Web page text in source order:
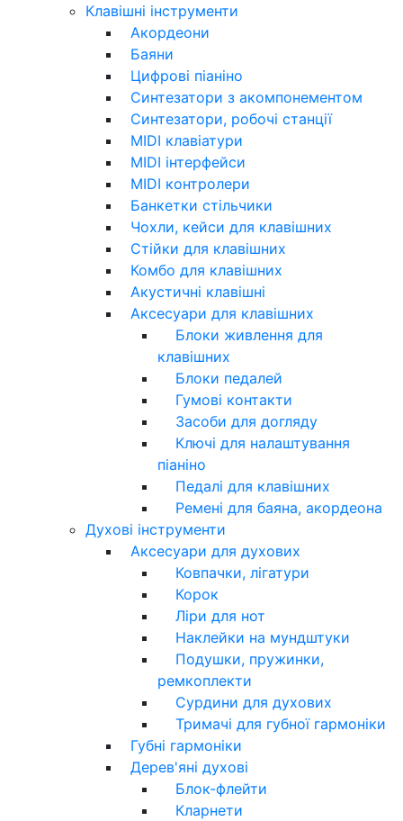
Клавішні інструменти
Акордеони
Баяни
Цифрові піаніно
Синтезатори з акомпонементом
Синтезатори, робочі станції
MIDI клавіатури
MIDI інтерфейси
MIDI контролери
Банкетки стільчики
Чохли, кейси для клавішних
Стійки для клавішних
Комбо для клавішних
Акустичні клавішні
Аксесуари для клавішних
Блоки живлення для
клавішних
Блоки педалей
Гумові контакти
Засоби для догляду
Ключі для налаштування
піаніно
Педалі для клавішних
Ремені для баяна, акордеона
Духові інструменти
Аксесуари для духових
Ковпачки, лігатури
Корок
Ліри для нот
Наклейки на мундштуки
Подушки, пружинки,
ремкоплекти
Сурдини для духових
Тримачі для губної гармоніки
Губні гармоніки
Дерев'яні духові
Блок-флейти
Кларнети